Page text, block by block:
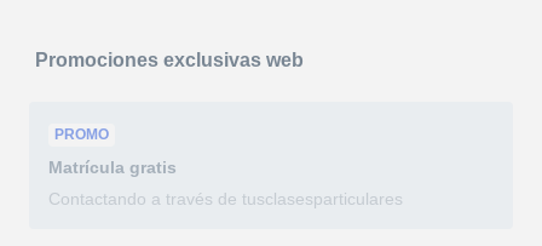
Promociones exclusivas web
PROMO
Matrícula gratis
Contactando a través de tusclasesparticulares